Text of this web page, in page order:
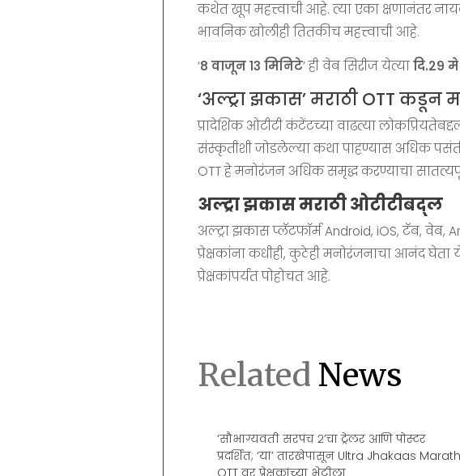
कथेत खूप महत्त्वाची आहे. त्या एका क्षणानंतर
भावनिक खोलीही तितकीच महत्त्वाची आहे.
‘८ वाजून १३ मिनिटे’ ही वेब सिरीज येत्यादि.२९
‘अल्ट्रा झकास’ मराठी OTT
प्रादेशिक ओटीटी कंटेंटच्या वाढत्या
संस्कृतीशी जोडलेल्या कथा पाहण्यास अधिक
OTT हे मनोरंजन अधिक समृद्ध करण्याचा
अल्ट्रा झकास मराठी ओटीटीबद्ल
अल्ट्रा झकास प्लॅटफॉर्म Android, iOS, टॅब, वेब,
प्रेक्षकांना कधीही, कुठेही मनोरंजनाचा आनंद
प्रेक्षकांपर्यंत पोहोचत आहे.
Related News
‘सौभाग्यवती सरपंच २’चा ट्रेलर आणि पोस्टर
प्रदर्शित; ‘या’ तारखेपासून Ultra Jhakaas